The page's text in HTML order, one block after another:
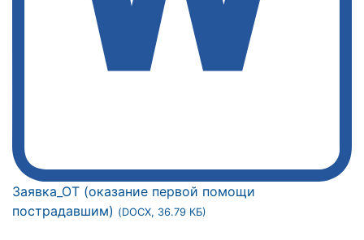
Заявка_ОТ (оказание первой помощи
пострадавшим) (DOCX, 36.79 КБ)